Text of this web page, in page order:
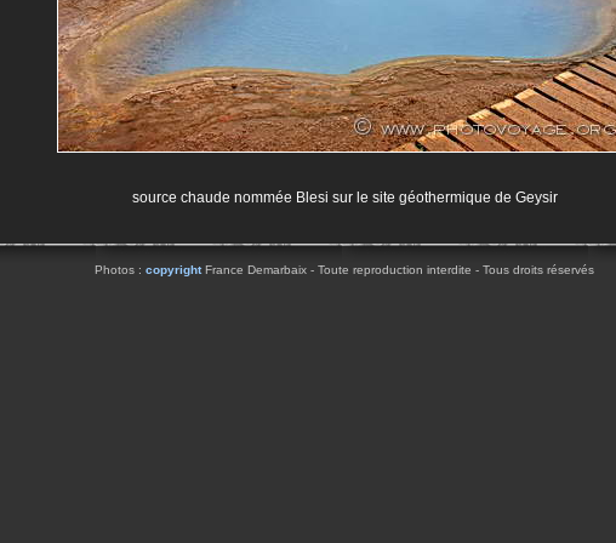
source chaude nommée Blesi sur le site géothermique de Geysir
Photos : copyrightFrance Demarbaix - Toute reproduction interdite - Tous droits réservés